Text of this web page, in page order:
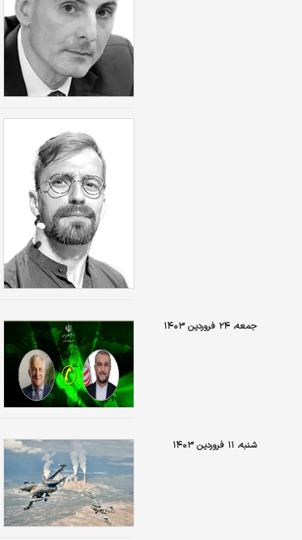
جمعه، ۲۴ فروردین ۱۴۰۳
شنبه، ۱۱ فروردین ۱۴۰۳